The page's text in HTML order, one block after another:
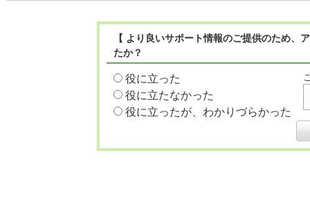
【 より良いサポート情報のご提供のため
たか？
役に立った
役に立たなかった
役に立ったが、わかりづらかった